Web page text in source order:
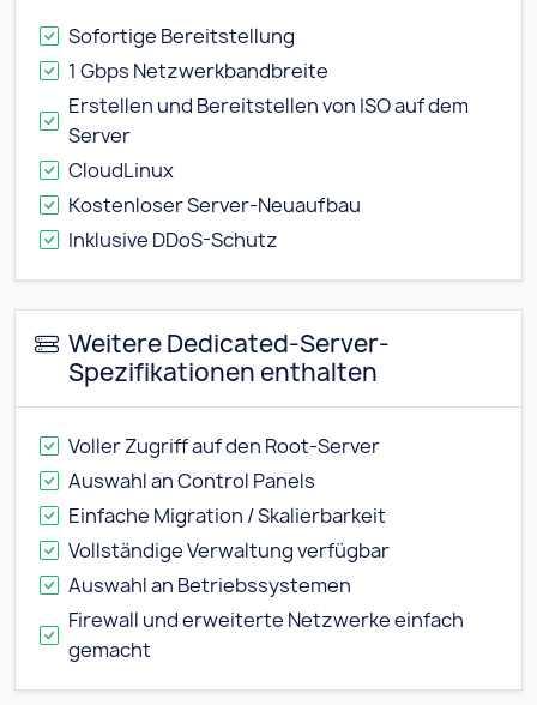
Sofortige Bereitstellung
1 Gbps Netzwerkbandbreite
Erstellen und Bereitstellen von ISO auf dem
Server
CloudLinux
Kostenloser Server-Neuaufbau
Inklusive DDoS-Schutz
Weitere Dedicated-Server-
Spezifikationen enthalten
Voller Zugriff auf den Root-Server
Auswahl an Control Panels
Einfache Migration / Skalierbarkeit
Vollständige Verwaltung verfügbar
Auswahl an Betriebssystemen
Firewall und erweiterte Netzwerke einfach
gemacht